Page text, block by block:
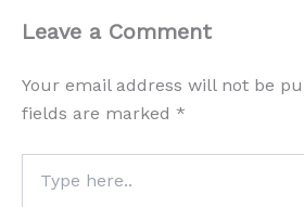
Leave a Comment
Your email address will not be
fields are marked *
here..